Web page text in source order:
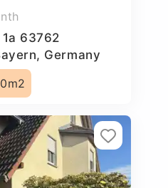
63762
Germany